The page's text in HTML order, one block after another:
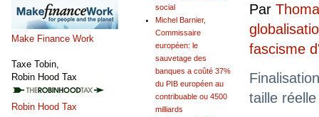
Par
fascisme
taille
social
Michel Barnier,
Commissaire
européen: le
sauvetage des
banques a coûté 37%
du PIB européen au
contribuable ou 4500
milliards
Make Finance Work
Taxe Tobin,
Robin Hood Tax
Robin Hood Tax